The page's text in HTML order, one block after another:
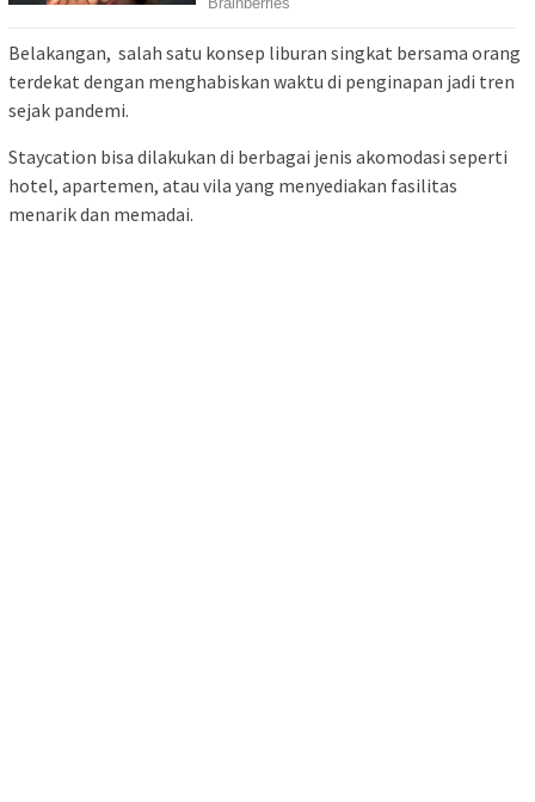
Belakangan, salah satu konsep liburan singkat bersama orang
terdekat dengan menghabiskan waktu di penginapan jadi tren
sejak pandemi.
Staycation bisa dilakukan di berbagai jenis akomodasi seperti
hotel, apartemen, atau vila yang menyediakan fasilitas
menarik dan memadai.